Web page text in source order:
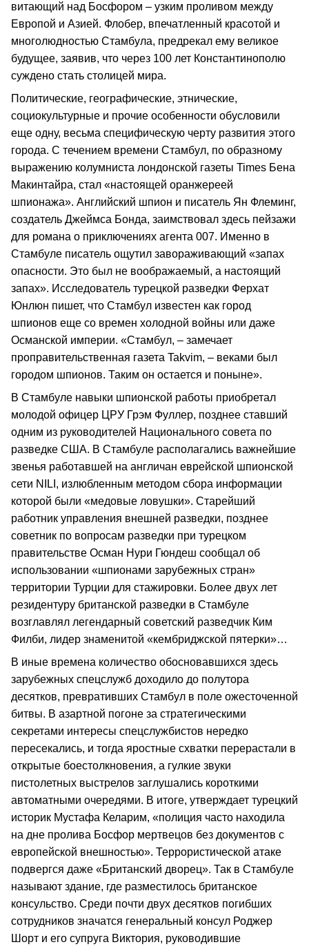
витающий над Босфором – узким проливом между
Европой и Азией. Флобер, впечатленный красотой и
многолюдностью Стамбула, предрекал ему великое
будущее, заявив, что через 100 лет Константинополю
суждено стать столицей мира.
Политические, географические, этнические,
социокультурные и прочие особенности обусловили
еще одну, весьма специфическую черту развития этого
города. С течением времени Стамбул, по образному
выражению колумниста лондонской газеты Times Бена
Макинтайра, стал «настоящей оранжереей
шпионажа». Английский шпион и писатель Ян Флеминг,
создатель Джеймса Бонда, заимствовал здесь пейзажи
для романа о приключениях агента 007. Именно в
Стамбуле писатель ощутил завораживающий «запах
опасности. Это был не воображаемый, а настоящий
запах». Исследователь турецкой разведки Ферхат
Юнлюн пишет, что Стамбул известен как город
шпионов еще со времен холодной войны или даже
Османской империи. «Стамбул, – замечает
проправительственная газета Takvim, – веками был
городом шпионов. Таким он остается и поныне».
В Стамбуле навыки шпионской работы приобретал
молодой офицер ЦРУ Грэм Фуллер, позднее ставший
одним из руководителей Национального совета по
разведке США. В Стамбуле располагались важнейшие
звенья работавшей на англичан еврейской шпионской
сети NILI, излюбленным методом сбора информации
которой были «медовые ловушки». Старейший
работник управления внешней разведки, позднее
советник по вопросам разведки при турецком
правительстве Осман Нури Гюндеш сообщал об
использовании «шпионами зарубежных стран»
территории Турции для стажировки. Более двух лет
резидентуру британской разведки в Стамбуле
возглавлял легендарный советский разведчик Ким
Филби, лидер знаменитой «кембриджской пятерки»…
В иные времена количество обосновавшихся здесь
зарубежных спецслужб доходило до полутора
десятков, превративших Стамбул в поле ожесточенной
битвы. В азартной погоне за стратегическими
секретами интересы спецслужбистов нередко
пересекались, и тогда яростные схватки перерастали в
открытые боестолкновения, а гулкие звуки
пистолетных выстрелов заглушались короткими
автоматными очередями. В итоге, утверждает турецкий
историк Мустафа Келарим, «полиция часто находила
на дне пролива Босфор мертвецов без документов с
европейской внешностью». Террористической атаке
подвергся даже «Британский дворец». Так в Стамбуле
называют здание, где разместилось британское
консульство. Среди почти двух десятков погибших
сотрудников значатся генеральный консул Роджер
Шорт и его супруга Виктория, руководившие